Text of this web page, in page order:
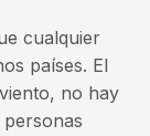
cualquier
países. El
no hay